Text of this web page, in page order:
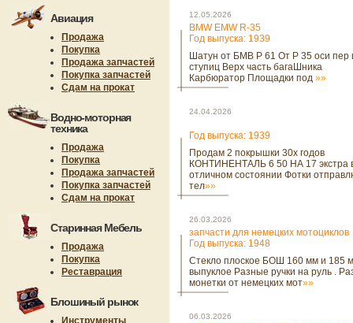
Авиация
Продажа
Покупка
Продажа запчастей
Покупка запчастей
Сдам на прокат
Водно-моторная
техника
Продажа
Покупка
Продажа запчастей
Покупка запчастей
Сдам на прокат
Старинная Мебель
Продажа
Покупка
Реставрация
Блошиный рынок
Инструменты
12.05.2026
BMW EMW R-35
Год выпуска: 1939
Шатун от БМВ Р 61 От Р 35 оси пер
ступиц Верх часть багаШника
Карбюратор Площадки под »»
24.04.2026
Год выпуска: 1939
Продам 2 покрышки 30х годов
КОНТИНЕНТАЛЬ 6 50 НА 17 экстра
отличном состоянии Фотки
тел»»
26.03.2026
запчасти для немецких мотоциклов
Год выпуска: 1948
Стекло плоское БОШ 160 мм и 185
выпуклое Разные ручки на руль .
монетки от немецких мот»»
06.03.2026